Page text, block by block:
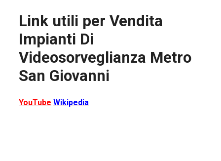
Link utili per Vendita
Impianti Di
Videosorveglianza Metro
San Giovanni
YouTube Wikipedia